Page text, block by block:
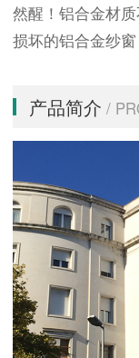
然醒！铝合金材
损坏的铝合金纱窗
产品简介/